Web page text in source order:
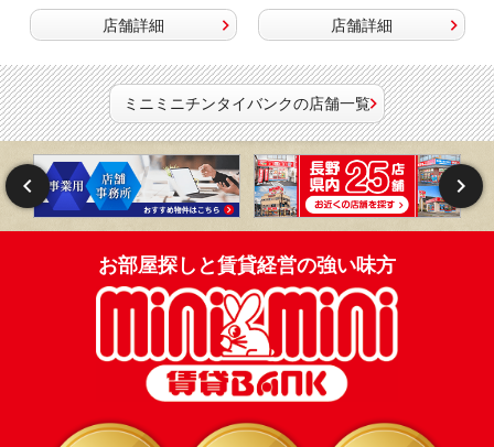
店舗詳細
店舗詳細
ミニミニチンタイバンクの店舗一覧
お部屋探しと賃貸経営の強い味方